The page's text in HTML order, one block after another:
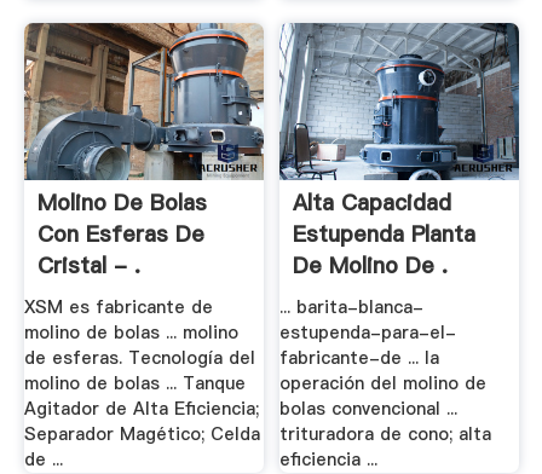
Molino De Bolas
Con Esferas De
Cristal - .
XSM es fabricante de
molino de bolas ... molino
de esferas. Tecnología del
molino de bolas ... Tanque
Agitador de Alta Eficiencia;
Separador Magético; Celda
de ...
Alta Capacidad
Estupenda Planta
De Molino De .
... barita-blanca-
estupenda-para-el-
fabricante-de ... la
operación del molino de
bolas convencional ...
trituradora de cono; alta
eficiencia ...